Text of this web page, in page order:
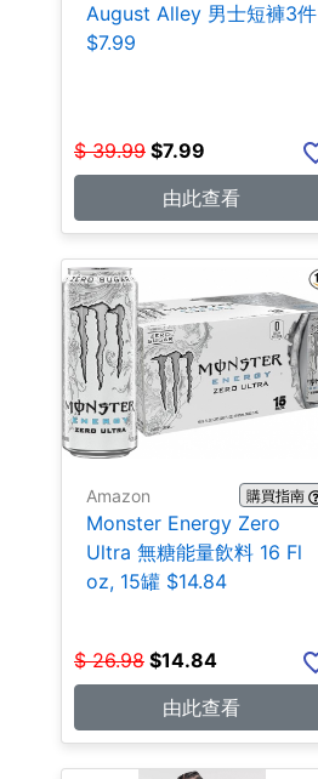
August Alley 男士短褲3件
$7.99
$ 39.99 $7.99
由此查看
Amazon 購買指南
Monster Energy Zero
Ultra 無糖能量飲料 16 Fl
oz, 15罐 $14.84
$ 26.98 $14.84
由此查看